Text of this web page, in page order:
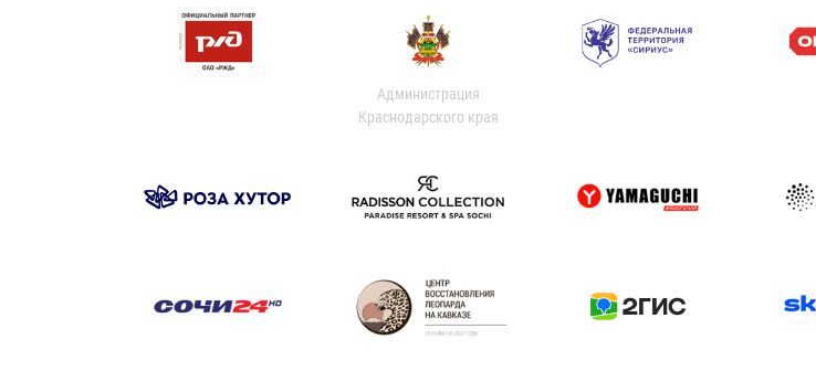
Администрация
Краснодарского края